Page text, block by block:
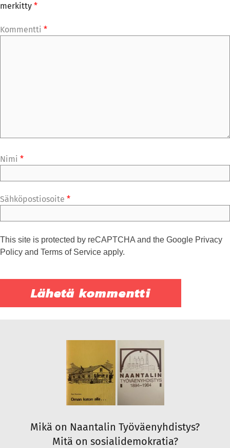
merkitty *
Kommentti *
Nimi *
Sähköpostiosoite *
This site is protected by reCAPTCHA and the Google Privacy
Policy and Terms of Service apply.
Mikä on Naantalin Työväenyhdistys?
Mitä on sosialidemokratia?